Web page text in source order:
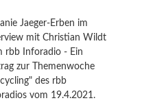
im
Deutschlandfunk
Jaeger-Erben im
mit Christian Wildt
rbb Inforadio - Ein
zur Themenwoche
des rbb
vom 19.4.2021.